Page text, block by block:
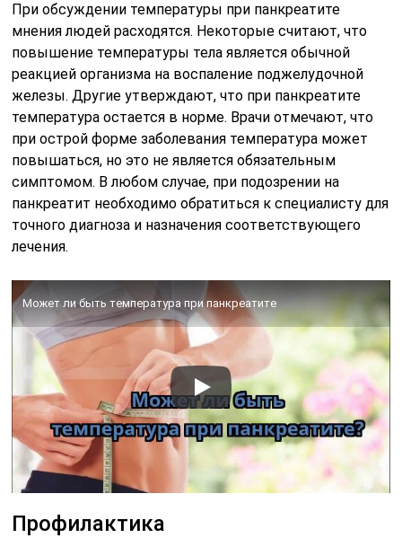
При обсуждении температуры при панкреатите
мнения людей расходятся. Некоторые считают, что
повышение температуры тела является обычной
реакцией организма на воспаление поджелудочной
железы. Другие утверждают, что при панкреатите
температура остается в норме. Врачи отмечают, что
при острой форме заболевания температура может
повышаться, но это не является обязательным
симптомом. В любом случае, при подозрении на
панкреатит необходимо обратиться к специалисту для
точного диагноза и назначения соответствующего
лечения.
Может ли быть температура при панкреатите
Профилактика